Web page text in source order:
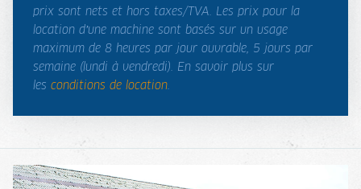
prix sont nets et hors taxes/TVA. Les prix pour la
location d’une machine sont basés sur un usage
maximum de 8 heures par jour ouvrable, 5 jours par
semaine (lundi à vendredi). En savoir plus sur
les conditions de location